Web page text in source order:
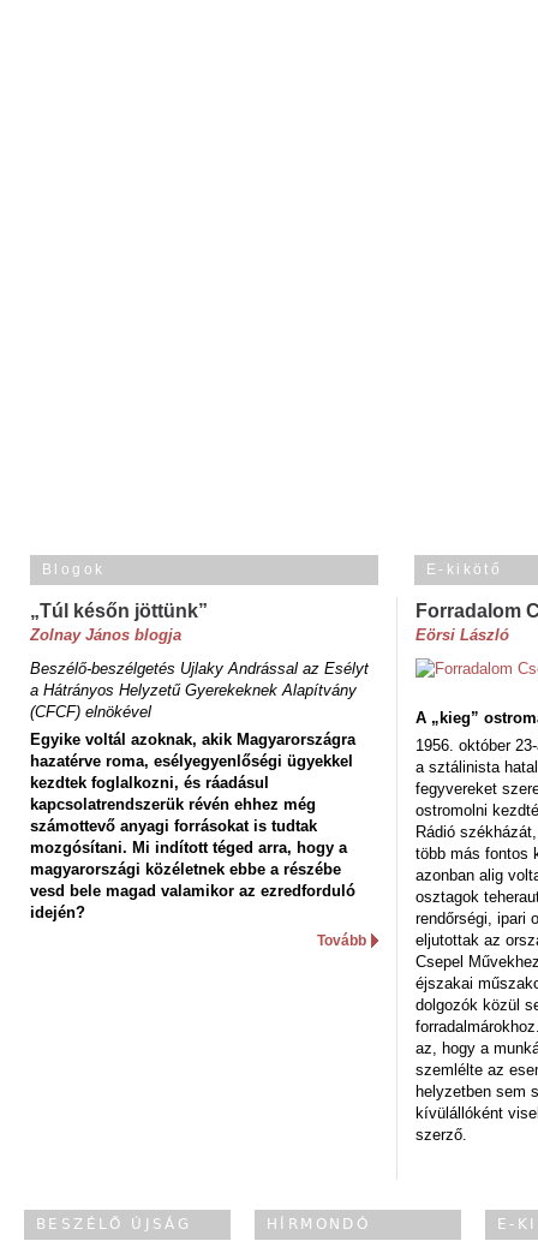
Blogok
„Túl későn jöttünk”
Zolnay János blogja
Beszélő-beszélgetés Ujlaky Andrással az Esélyt
a Hátrányos Helyzetű Gyerekeknek Alapítvány
(CFCF) elnökével
Egyike voltál azoknak, akik Magyarországra
hazatérve roma, esélyegyenlőségi ügyekkel
kezdtek foglalkozni, és ráadásul
kapcsolatrendszerük révén ehhez még
számottevő anyagi forrásokat is tudtak
mozgósítani. Mi indított téged arra, hogy a
magyarországi közéletnek ebbe a részébe
vesd bele magad valamikor az ezredforduló
idején?
Tovább
E-kikötő
Forradalom
Eörsi László
A „kieg”
1956. október
a sztálinista
fegyvereket
ostromolni
Rádió
több más fontos
azonban alig
osztagok
rendőrségi, ipari
eljutottak az
Csepel
éjszakai
dolgozók közül
az, hogy a
szemlélte az
helyzetben sem
kívülállóként
szerző.
BESZÉLŐ ÚJSÁG HÍRMONDÓ E-